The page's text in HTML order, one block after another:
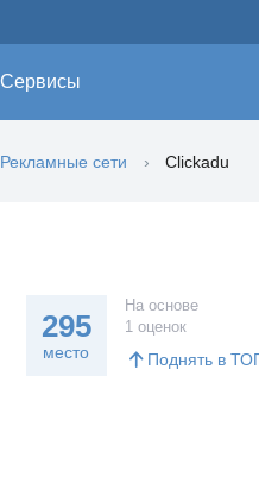
Сервисы
Рекламные сети Clickadu
295
место
На основе
1 оценок
Поднять в